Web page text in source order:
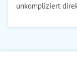
unkompliziert